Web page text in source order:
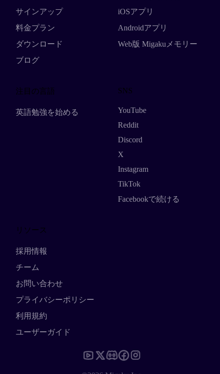
サインアップ
料金プラン
ダウンロード
ブログ
iOSアプリ
Androidアプリ
Web版 Migakuメモリー
注目の言語
英語勉強を始める
SNS
YouTube
Reddit
Discord
X
Instagram
TikTok
Facebookで続ける
リソース
採用情報
チーム
お問い合わせ
プライバシーポリシー
利用規約
ユーザーガイド